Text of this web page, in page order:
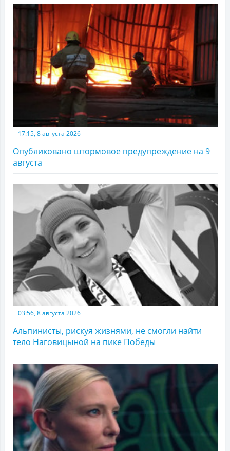
17:15, 8 августа 2026
Опубликовано штормовое предупреждение на 9
августа
03:56, 8 августа 2026
Альпинисты, рискуя жизнями, не смогли найти
тело Наговицыной на пике Победы